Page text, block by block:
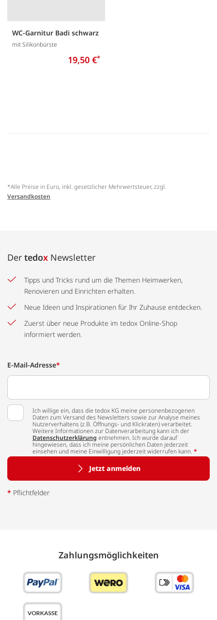
WC-Garnitur Badi schwarz
mit Silikonbürste
19,50 €*
*Alle Preise in Euro, inkl. gesetzlicher Mehrwertsteuer, zzgl.
Versandkosten
Der tedox Newsletter
Tipps und Tricks rund um die Themen Heimwerken,
Renovieren und Einrichten erhalten.
Neue Ideen und Inspirationen für Ihr Zuhause entdecken.
Zuerst über neue Produkte im tedox Online-Shop
informiert werden.
E-Mail-Adresse*
Ich willige ein, dass die tedox KG meine personenbezogenen
Daten zum Versand des Newsletters sowie zur Analyse meines
Nutzerverhaltens (z.B. Öffnungs- und Klickraten) verarbeitet.
Weitere Informationen zur Datenverarbeitung kann ich der
Datenschutzerklärung entnehmen. Ich wurde darauf
hingewiesen, dass ich meine persönlichen Daten jederzeit
einsehen und meine Einwilligung jederzeit widerrufen kann. *
Jetzt anmelden
* Pflichtfelder
Zahlungs­möglich­keiten